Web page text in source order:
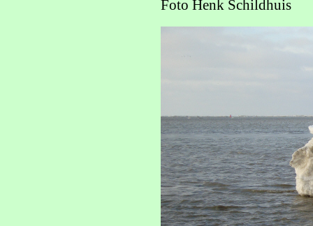
Foto Henk Schildhuis